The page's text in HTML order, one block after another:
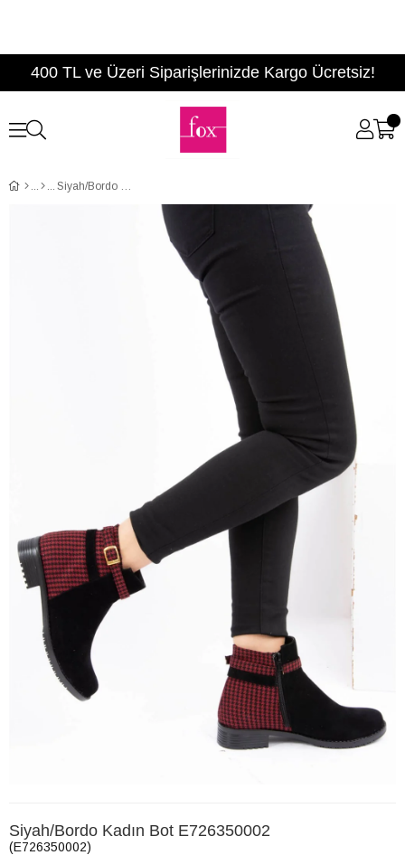
400 TL ve Üzeri Siparişlerinizde Kargo Ücretsiz!
Siyah/Bordo Kadın Bot E726350002
Siyah/Bordo Kadın Bot E726350002
(E726350002)